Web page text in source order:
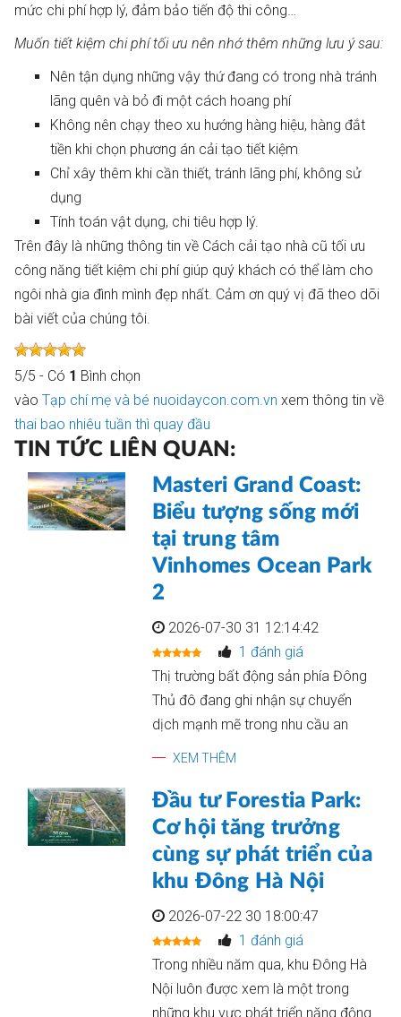
mức chi phí hợp lý, đảm bảo tiến độ thi công…
Muốn tiết kiệm chi phí tối ưu nên nhớ thêm những lưu ý sau:
Nên tận dụng những vậy thứ đang có trong nhà tránh
lãng quên và bỏ đi một cách hoang phí
Không nên chạy theo xu hướng hàng hiệu, hàng đắt
tiền khi chọn phương án cải tạo tiết kiệm
Chỉ xây thêm khi cần thiết, tránh lãng phí, không sử
dụng
Tính toán vật dụng, chi tiêu hợp lý.
Trên đây là những thông tin về Cách cải tạo nhà cũ tối ưu
công năng tiết kiệm chi phí giúp quý khách có thể làm cho
ngôi nhà gia đình mình đẹp nhất. Cảm ơn quý vị đã theo dõi
bài viết của chúng tôi.
5/5 - Có 1 Bình chọn
vào Tạp chí mẹ và bé nuoidaycon.com.vn xem thông tin về
thai bao nhiêu tuần thì quay đầu
TIN TỨC LIÊN QUAN:
Masteri Grand Coast:
Biểu tượng sống mới
tại trung tâm
Vinhomes Ocean Park
2
2026-07-30 31 12:14:42
1 đánh giá
Thị trường bất động sản phía Đông
Thủ đô đang ghi nhận sự chuyển
dịch mạnh mẽ trong nhu cầu an
XEM THÊM
Đầu tư Forestia Park:
Cơ hội tăng trưởng
cùng sự phát triển của
khu Đông Hà Nội
2026-07-22 30 18:00:47
1 đánh giá
Trong nhiều năm qua, khu Đông Hà
Nội luôn được xem là một trong
những khu vực phát triển năng động